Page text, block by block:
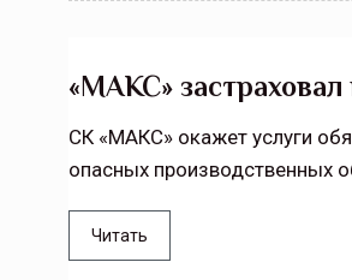
«МАКС»
СК «МАКС» окажет услуги
опасных производственных
Читать